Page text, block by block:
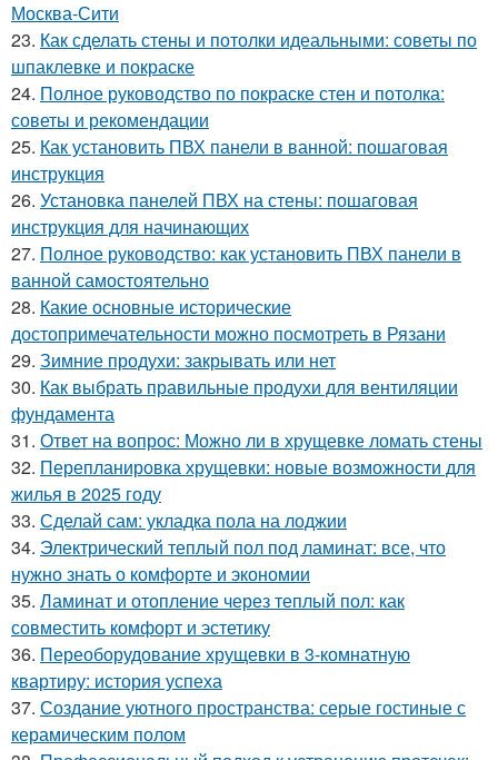
Москва-Сити
23. Как сделать стены и потолки идеальными: советы по
шпаклевке и покраске
24. Полное руководство по покраске стен и потолка:
советы и рекомендации
25. Как установить ПВХ панели в ванной: пошаговая
инструкция
26. Установка панелей ПВХ на стены: пошаговая
инструкция для начинающих
27. Полное руководство: как установить ПВХ панели в
ванной самостоятельно
28. Какие основные исторические
достопримечательности можно посмотреть в Рязани
29. Зимние продухи: закрывать или нет
30. Как выбрать правильные продухи для вентиляции
фундамента
31. Ответ на вопрос: Можно ли в хрущевке ломать стены
32. Перепланировка хрущевки: новые возможности для
жилья в 2025 году
33. Сделай сам: укладка пола на лоджии
34. Электрический теплый пол под ламинат: все, что
нужно знать о комфорте и экономии
35. Ламинат и отопление через теплый пол: как
совместить комфорт и эстетику
36. Переоборудование хрущевки в 3-комнатную
квартиру: история успеха
37. Создание уютного пространства: серые гостиные с
керамическим полом